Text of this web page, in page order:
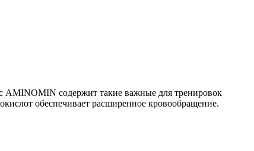
содержит такие важные для тренировок
обеспечивает расширенное кровообращение.